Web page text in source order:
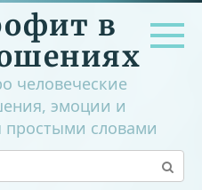
в
человеческие
эмоции и
простыми словами